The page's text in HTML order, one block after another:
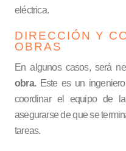
eléctrica.
DIRECCIÓN Y
OBRAS
En algunos casos, será
obra.Este es un
coordinar el equipo de
asegurarse de que se
tareas.